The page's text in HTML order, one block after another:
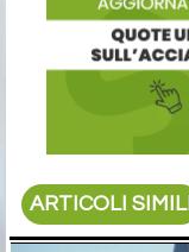
ARTICOLI SIMILI